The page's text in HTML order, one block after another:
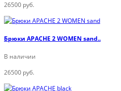
26500 руб.
Брюки APACHE 2 WOMEN sand..
В наличии
26500 руб.